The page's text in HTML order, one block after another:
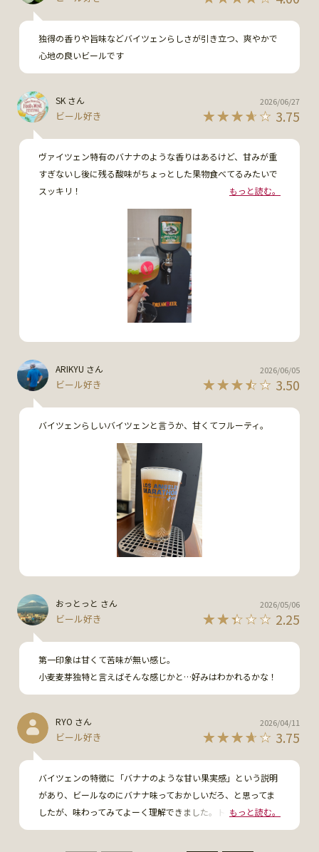
独得の香りや旨味などバイツェンらしさが引き立つ、爽やかで
心地の良いビールです
SK さん
ビール好き 3.75
2026/06/27
ヴァイツェン特有のバナナのような香りはあるけど、甘みが重
すぎないし後に残る酸味がちょっとした果物食べてるみたいで
スッキリ！
夏にピッタリの爽やかさ。
食事にも合わせやすそうで優等生な印象。
もっと読む。
ARIKYU さん
ビール好き 3.50
2026/06/05
バイツェンらしいバイツェンと言うか、甘くてフルーティ。
おっとっと さん
ビール好き 2.25
2026/05/06
第一印象は甘くて苦味が無い感じ。
小麦麦芽独特と言えばそんな感じかと…好みはわかれるかな！
RYO さん
ビール好き 3.75
2026/04/11
バイツェンの特徴に「バナナのような甘い果実感」という説明
があり、ビールなのにバナナ味っておかしいだろ、と思ってま
したが、味わってみてよーく理解できました。トロピカルな甘
さが味わえるビールで、これはこれで美味しいように感じま
もっと読む。